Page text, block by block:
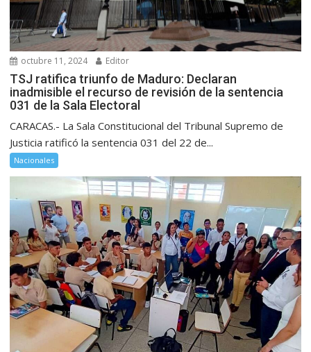
octubre 11, 2024 Editor
TSJ ratifica triunfo de Maduro: Declaran
inadmisible el recurso de revisión de la sentencia
031 de la Sala Electoral
CARACAS.- La Sala Constitucional del Tribunal Supremo de
Justicia ratificó la sentencia 031 del 22 de...
Nacionales